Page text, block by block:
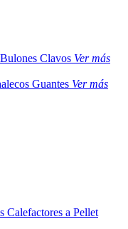
Bulones Clavos Ver más
Guantes Ver más
Calefactores a Pellet